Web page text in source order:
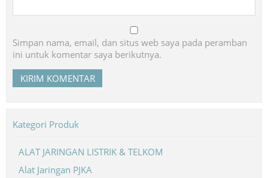
Simpan nama, email, dan situs web saya pada peramban
ini untuk komentar saya berikutnya.
Kategori Produk
ALAT JARINGAN LISTRIK & TELKOM
Alat Jaringan PJKA